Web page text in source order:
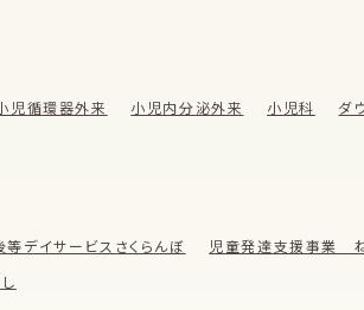
児循環器外来 小児内分泌外来 小児科 ダ
デイサービスさくらんぼ 児童発達支援事業